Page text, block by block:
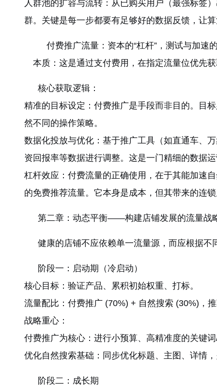
人群池的扩容与流转：从已购买用户（最强标签
群。关键是每一步都要有足够好的数据反馈，让
付费推广流量：资本的“杠杆”，测试与加速
本质：这是通过支付费用，在指定流量位优先
核心获取逻辑：
精准的目标设定：付费推广是手段而非目的。目
然不同的操作策略。
数据化投放与优化：基于推广工具（如直通车、
资回报率等数据进行调整。这是一门精细的数据
杠杆效应：付费流量的正确使用，在于其能加速
的免费推荐流量。它本身是成本，但其带来的连
第二章：动态平衡——构建店铺发展的流量战
健康的店铺不应依赖单一流量源，而应根据
阶段一：启动期（冷启动）
核心目标：验证产品、累积初始权重、打标。
流量配比：付费推广 (70%) + 自然搜索 (30%)，
战略重心：
付费推广为核心：进行小预算、高精准度的关键
优化自然搜索基础：同步优化标题、主图、详情
阶段二：成长期